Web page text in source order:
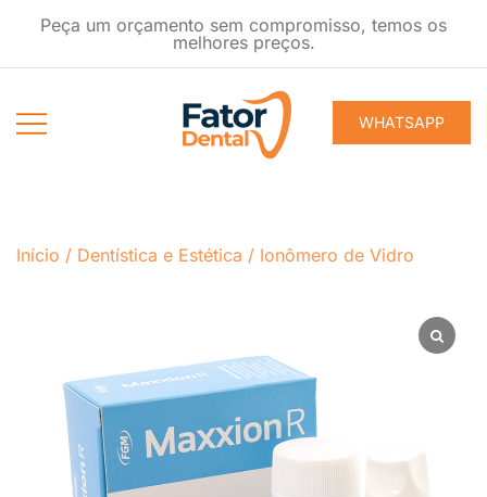
Peça um orçamento sem compromisso, temos os
melhores preços.
WHATSAPP
Início / Dentística e Estética / Ionômero de Vidro